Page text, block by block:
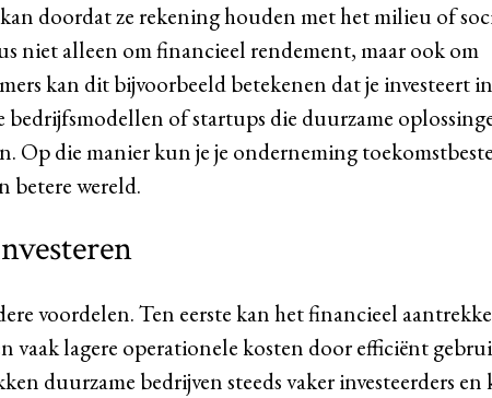
doordat ze rekening houden met het milieu of
niet alleen om financieel rendement, maar ook om
kan dit bijvoorbeeld betekenen dat je investeert in
of startups die duurzame
Op die manier kun je je onderneming
betere wereld.
voordelen. Ten eerste kan het financieel
vaak lagere operationele kosten door efficiënt
duurzame bedrijven steeds vaker investeerders